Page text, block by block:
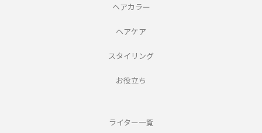
ヘアカラー
ヘアケア
スタイリング
お役立ち
ライター一覧